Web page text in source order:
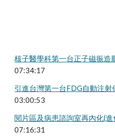
核子醫學科第一台正子磁振造
07:34:17
引進台灣第一台FDG自動注射
03:00:53
閱片區及病患諮詢室再內化(進
07:16:31